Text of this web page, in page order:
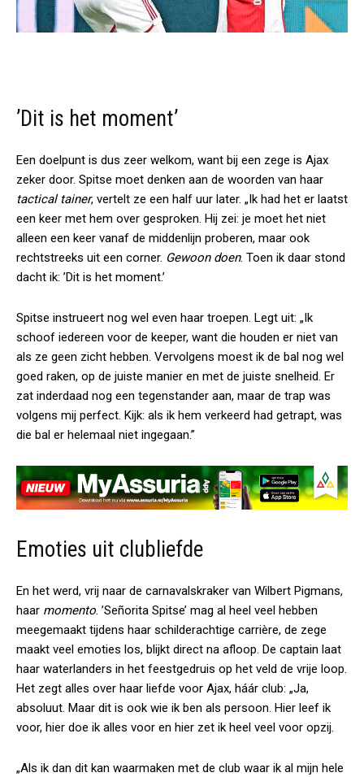
’Dit is het moment’
Een doelpunt is dus zeer welkom, want bij een zege is Ajax
zeker door. Spitse moet denken aan de woorden van haar
tactical tainer, vertelt ze een half uur later. „Ik had het er laatst
een keer met hem over gesproken. Hij zei: je moet het niet
alleen een keer vanaf de middenlijn proberen, maar ook
rechtstreeks uit een corner. Gewoon doen. Toen ik daar stond
dacht ik: ’Dit is het moment.’
Spitse instrueert nog wel even haar troepen. Legt uit: „Ik
schoof iedereen voor de keeper, want die houden er niet van
als ze geen zicht hebben. Vervolgens moest ik de bal nog wel
goed raken, op de juiste manier en met de juiste snelheid. Er
zat inderdaad nog een tegenstander aan, maar de trap was
volgens mij perfect. Kijk: als ik hem verkeerd had getrapt, was
die bal er helemaal niet ingegaan.”
Emoties uit clubliefde
En het werd, vrij naar de carnavalskraker van Wilbert Pigmans,
haar momento. ’Señorita Spitse’ mag al heel veel hebben
meegemaakt tijdens haar schilderachtige carrière, de zege
maakt veel emoties los, blijkt direct na afloop. De captain laat
haar waterlanders in het feestgedruis op het veld de vrije loop.
Het zegt alles over haar liefde voor Ajax, háár club: „Ja,
absoluut. Maar dit is ook wie ik ben als persoon. Hier leef ik
voor, hier doe ik alles voor en hier zet ik heel veel voor opzij.
„Als ik dan dit kan waarmaken met de club waar ik al mijn hele